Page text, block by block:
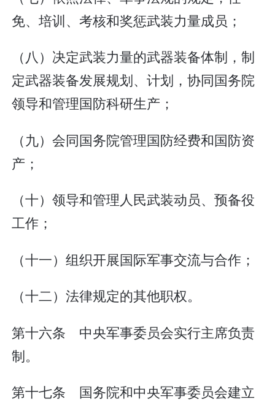
免、培训、考核和奖惩武装力量成员；
（八）决定武装力量的武器装备体制，制
定武器装备发展规划、计划，协同国务院
领导和管理国防科研生产；
（九）会同国务院管理国防经费和国防资
产；
（十）领导和管理人民武装动员、预备役
工作；
（十一）组织开展国际军事交流与合作；
（十二）法律规定的其他职权。
第十六条 中央军事委员会实行主席负责
制。
第十七条 国务院和中央军事委员会建立